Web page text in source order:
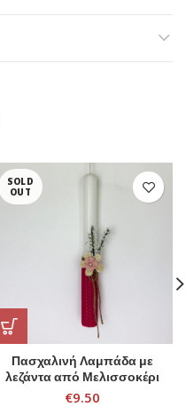
SOLD
OUT
Πασχαλινή Λαμπάδα με
λεζάντα από Μελισσοκέρι
€9.50